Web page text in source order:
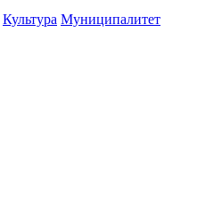
Культура Муниципалитет